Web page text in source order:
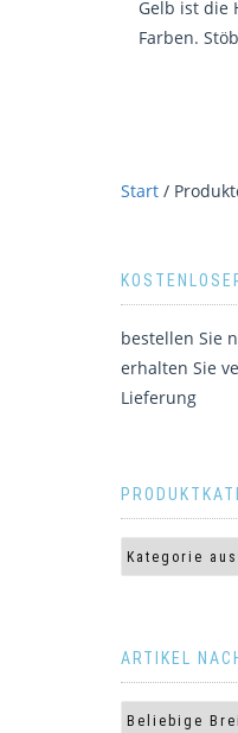
Gelb ist die
Farben.
Start /
bestellen Sie
erhalten Sie
Lieferung
ARTIKEL